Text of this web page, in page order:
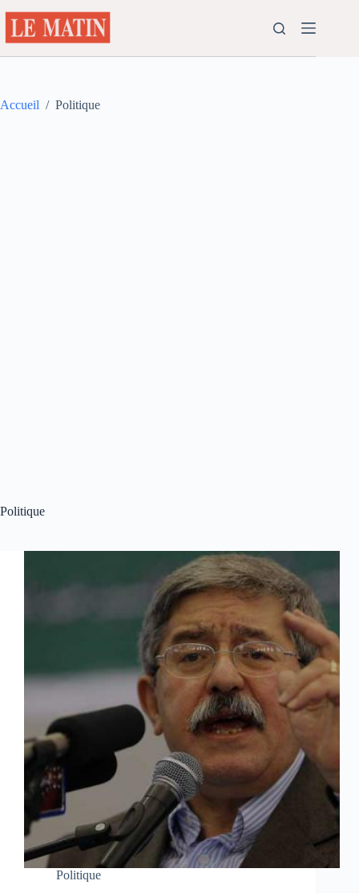
au
contenu
Accueil / Politique
Politique
Politique